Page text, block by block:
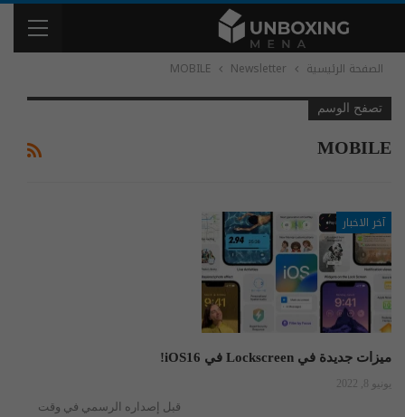
الصفحة الرئيسية Newsletter
MOBILE
تصفح الوسم
MOBILE
آخر الاخبار
ميزات جديدة في Lockscreen في iOS16!
يونيو 8, 2022
قبل إصداره الرسمي في وقت